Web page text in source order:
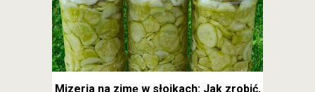
Mizeria na zimę w słoikach: Jak zrobić,